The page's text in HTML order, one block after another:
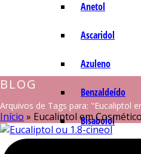
Anetol
Ascaridol
Azuleno
Benzaldeído
Bisabolol
BLOG
Arquivos de Tags para: "Eucaliptol
Início » Eucaliptol em